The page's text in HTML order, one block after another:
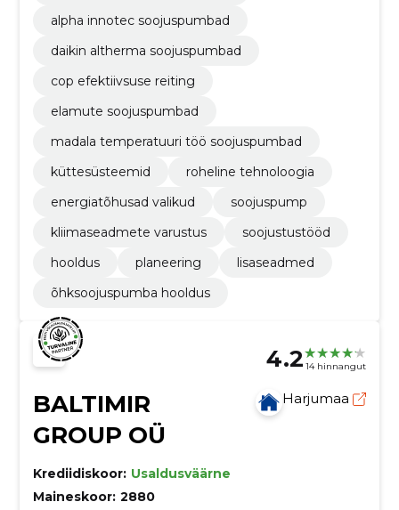
alpha innotec soojuspumbad
daikin altherma soojuspumbad
cop efektiivsuse reiting
elamute soojuspumbad
madala temperatuuri töö soojuspumbad
küttesüsteemid
roheline tehnoloogia
energiatõhusad valikud
soojuspump
kliimaseadmete varustus
soojustustööd
hooldus
planeering
lisaseadmed
õhksoojuspumba hooldus
4.2 14 hinnangut
BALTIMIR
GROUP OÜ
Harjumaa
Krediidiskoor: Usaldusväärne
Maineskoor: 2880